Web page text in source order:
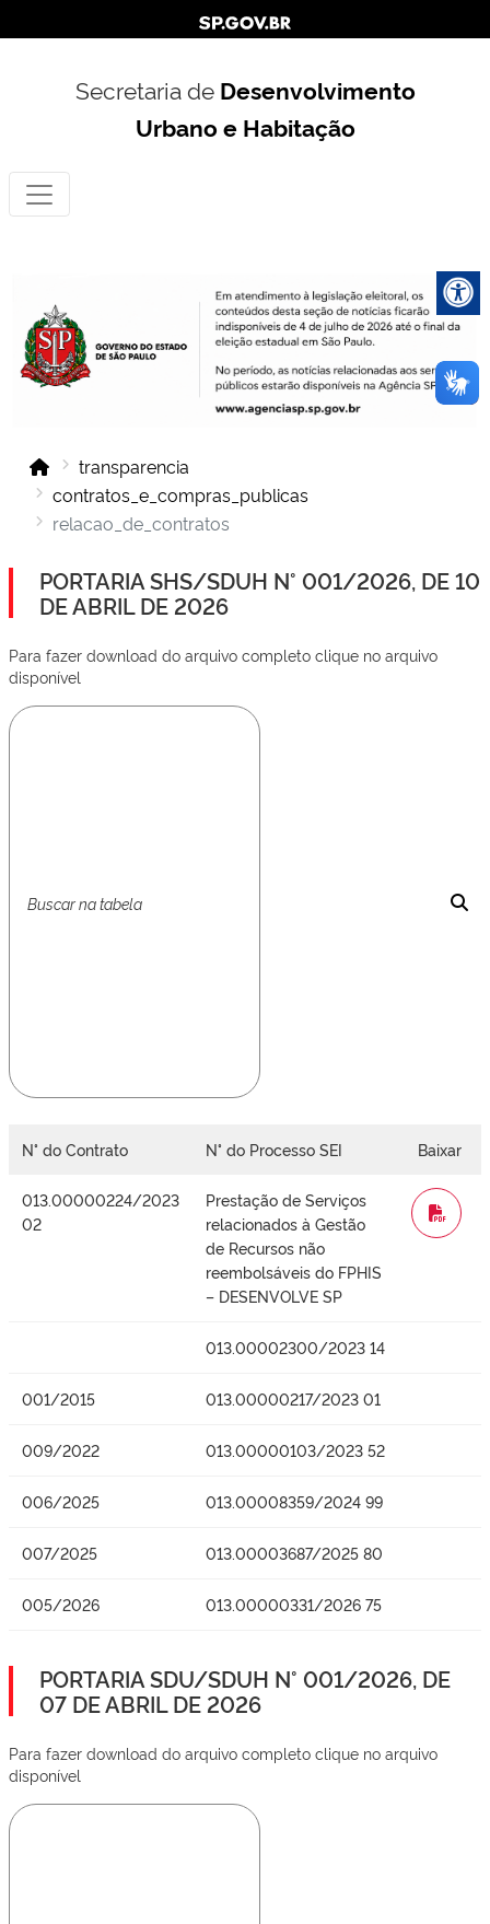
Secretaria de Desenvolvimento
Urbano e Habitação
transparencia
contratos_e_compras_publicas
relacao_de_contratos
PORTARIA SHS/SDUH N° 001/2026, DE 10
DE ABRIL DE 2026
Para fazer download do arquivo completo clique no arquivo
disponível
N° do Contrato N° do Processo SEI Baixar
013.00000224/2023
02
Prestação de Serviços
relacionados à Gestão
de Recursos não
reembolsáveis do FPHIS
– DESENVOLVE SP
WORD
013.00002300/2023 14
001/2015 013.00000217/2023 01
009/2022 013.00000103/2023 52
006/2025 013.00008359/2024 99
007/2025 013.00003687/2025 80
005/2026 013.00000331/2026 75
PORTARIA SDU/SDUH N° 001/2026, DE
07 DE ABRIL DE 2026
Para fazer download do arquivo completo clique no arquivo
disponível